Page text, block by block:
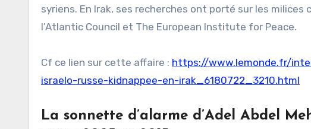
syriens. En Irak, ses recherches ont porté sur les
l’Atlantic Council et The European Institute for Peace.
Cf ce lien sur cette affaire : https://www.lemonde.fr/
israelo-russe-kidnappee-en-irak_6180722_3210.html
La sonnette d’alarme d’Adel Abdel